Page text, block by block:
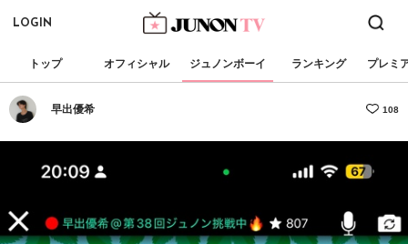
LOGIN
トップ オフィシャル ジュノンボーイ ランキング プレミ
早出優希 108